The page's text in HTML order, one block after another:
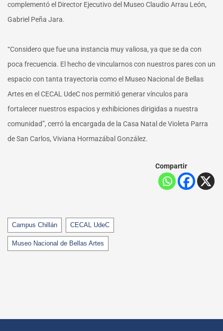
complementó el Director Ejecutivo del Museo Claudio Arrau León,
Gabriel Peña Jara.
“Considero que fue una instancia muy valiosa, ya que se da con
poca frecuencia. El hecho de vincularnos con nuestros pares con un
espacio con tanta trayectoria como el Museo Nacional de Bellas
Artes en el CECAL UdeC nos permitió generar vínculos para
fortalecer nuestros espacios y exhibiciones dirigidas a nuestra
comunidad”, cerró la encargada de la Casa Natal de Violeta Parra
de San Carlos, Viviana Hormazábal González.
Compartir
Tags
Campus Chillán CECAL UdeC
Museo Nacional de Bellas Artes